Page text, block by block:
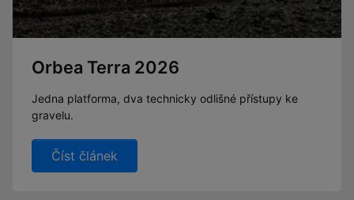
Orbea Terra 2026
Jedna platforma, dva technicky odlišné přístupy ke
gravelu.
Číst článek